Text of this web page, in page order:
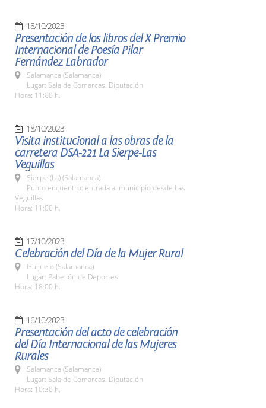
18/10/2023
Presentación de los libros del X Premio
Internacional de Poesía Pilar
Fernández Labrador
Salamanca (Salamanca)
Lugar: Sala de Comarcas. Diputación
Hora: 11:00 h.
18/10/2023
Visita institucional a las obras de la
carretera DSA-221 La Sierpe-Las
Veguillas
Sierpe (La) (Salamanca)
Punto encuentro: entrada al municipio desde Las
Veguillas
Hora: 11:00 h.
17/10/2023
Celebración del Día de la Mujer Rural
Guijuelo (Salamanca)
Lugar: Pabellón de Deportes
Hora: 18:00 h.
16/10/2023
Presentación del acto de celebración
del Día Internacional de las Mujeres
Rurales
Salamanca (Salamanca)
Lugar: Sala de Comarcas. Diputación
Hora: 10:30 h.